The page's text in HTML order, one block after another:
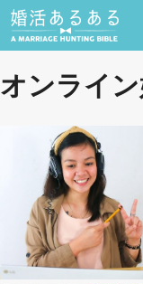
健康
恋愛の悩み
出会い
合コン・街コン
オンライ